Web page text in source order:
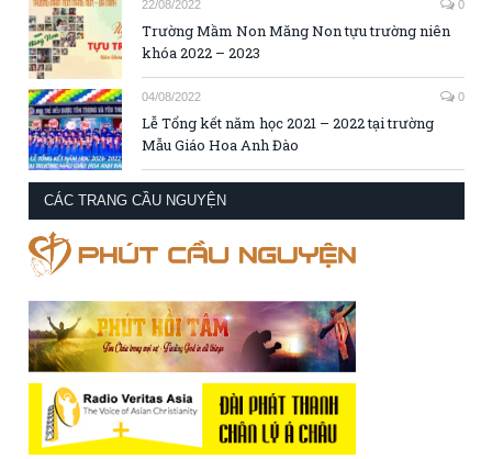
22/08/2022 0
Trường Mầm Non Măng Non tựu trường niên
khóa 2022 – 2023
04/08/2022 0
Lễ Tổng kết năm học 2021 – 2022 tại trường
Mẫu Giáo Hoa Anh Đào
CÁC TRANG CẦU NGUYỆN